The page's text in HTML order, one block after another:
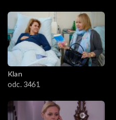
Klan
odc. 3461